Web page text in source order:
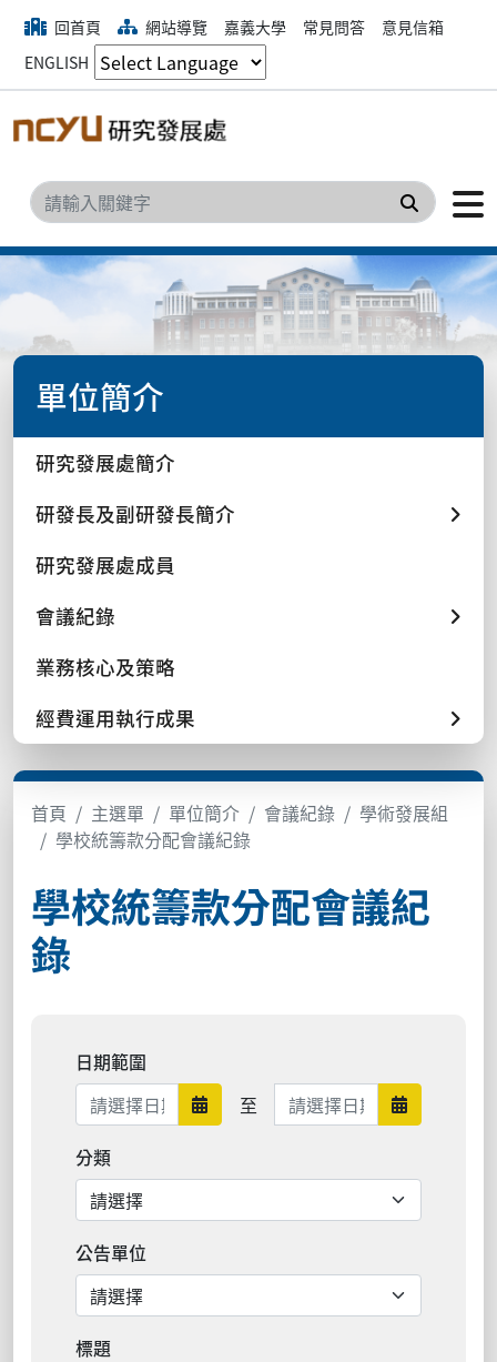
回首頁 網站導覽 嘉義大學 常見問答
意見信箱
ENGLISH
搜尋
單位簡介
研究發展處簡介
研發長及副研發長簡介
研究發展處成員
會議紀錄
業務核心及策略
經費運用執行成果
首頁 主選單 單位簡介 會議紀錄
學術發展組
學校統籌款分配會議紀錄
學校統籌款分配會議紀
錄
日期範圍
日期範圍開始
至 日期範圍結束 日期範圍
分類
公告單位
標題